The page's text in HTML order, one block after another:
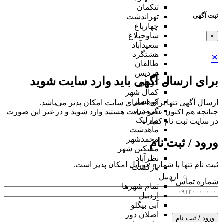
ثبت آگهی
×
×
برای ارسال آگهی باید وارد سایت شوید
ارسال آگهی تنها برای اعضای سایت امکان پذیر می‌باشد.
چنانچه هم‌ اکنون عضو سایت هستید وارد شوید و در غیر این صورت
در سایت ثبت نام کنید
ورود / ثبت نام
ثبت نام تنها با شماره موبایل امکان پذیر است.
شماره تماس*
ورود / ثبت نام
تنکمان
تهراندشت
چهارباغ
ساوجبلاغ
سعیدآباد
هشتگرد
طالقان
فردیس
کردان
کمال شهر
کوهسار
گرمدره
مارلیک
ماهدشت
محمدشهر
مشکین شهر
نظرآباد
بازگشت
اردبیل
تمام شهر‌ها
اردبیل
آبی بیگلو
اصلان دوز